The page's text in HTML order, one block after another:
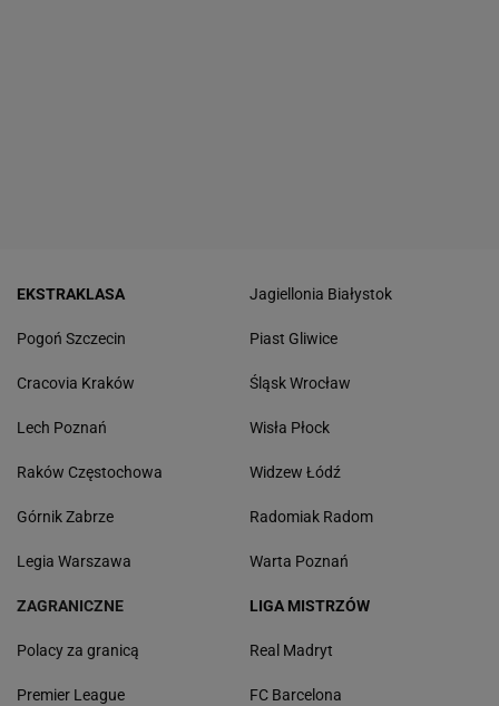
EKSTRAKLASA
Pogoń Szczecin
Cracovia Kraków
Lech Poznań
Raków Częstochowa
Górnik Zabrze
Legia Warszawa
Jagiellonia Białystok
Piast Gliwice
Śląsk Wrocław
Wisła Płock
Widzew Łódź
Radomiak Radom
Warta Poznań
ZAGRANICZNE
Polacy za granicą
Premier League
LIGA MISTRZÓW
Real Madryt
FC Barcelona